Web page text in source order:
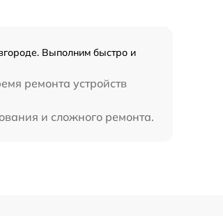
Выполним быстро и
ремонта устройств
и сложного ремонта.